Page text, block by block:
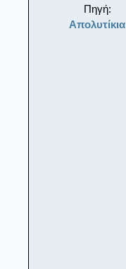
Πηγή:
Απολυτίκια